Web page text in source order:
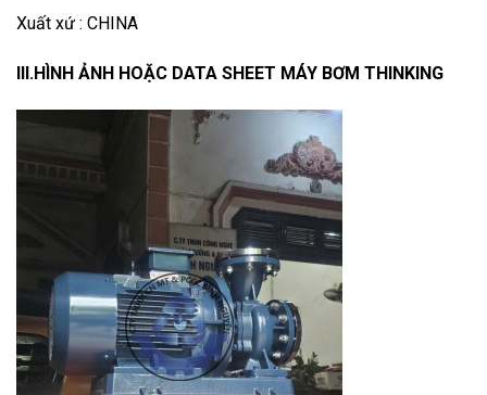
Xuất xứ : CHINA
III.HÌNH ẢNH HOẶC DATA SHEET MÁY BƠM THINKING